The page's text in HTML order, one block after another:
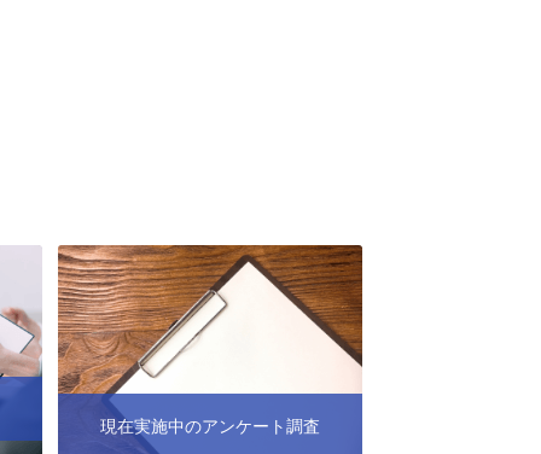
現在実施中のアンケート調査